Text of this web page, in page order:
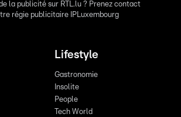
la publicité sur RTL.lu ? Prenez contact
régie publicitaire IPLuxembourg
Lifestyle
Gastronomie
Insolite
People
Tech World